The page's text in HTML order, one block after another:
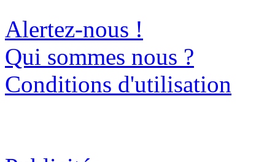
Alertez-nous !
Qui sommes nous ?
Conditions d'utilisation